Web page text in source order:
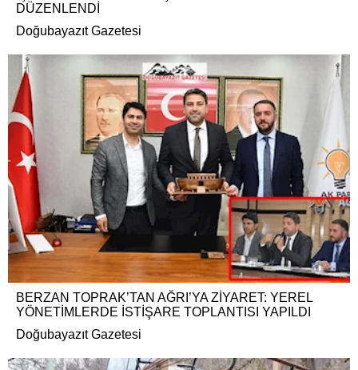
DÜZENLENDİ
Doğubayazıt Gazetesi
BERZAN TOPRAK’TAN AĞRI’YA ZİYARET: YEREL
YÖNETİMLERDE İSTİŞARE TOPLANTISI YAPILDI
Doğubayazıt Gazetesi